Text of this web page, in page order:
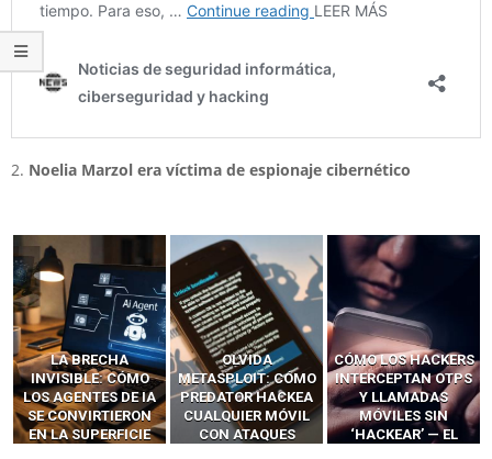
2. Noelia Marzol era víctima de espionaje cibernético
LA BRECHA
INVISIBLE: CÓMO
LOS AGENTES DE IA
SE CONVIRTIERON
EN LA SUPERFICIE
OLVIDA
METASPLOIT: CÓMO
PREDATOR HACKEA
CUALQUIER MÓVIL
CON ATAQUES
CÓMO LOS HACKERS
INTERCEPTAN OTPS
Y LLAMADAS
MÓVILES SIN
‘HACKEAR’ — EL